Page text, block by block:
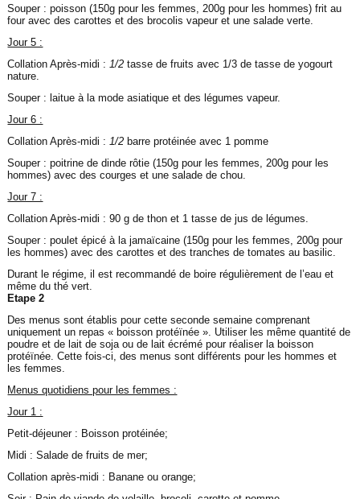
Souper : poisson (150g pour les femmes, 200g pour les hommes) frit au
four avec des carottes et des brocolis vapeur et une salade verte.
Jour 5 :
Collation Après-midi :1/2tasse de fruits avec 1/3 de tasse de yogourt
nature.
Souper : laitue à la mode asiatique et des légumes vapeur.
Jour 6 :
Collation Après-midi :1/2 barre protéinée avec 1 pomme
Souper : poitrine de dinde rôtie (150g pour les femmes, 200g pour les
hommes) avec des courges et une salade de chou.
Jour 7 :
Collation Après-midi : 90 g de thon et 1 tasse de jus de légumes.
Souper : poulet épicé à la jamaïcaine (150g pour les femmes, 200g pour
les hommes) avec des carottes et des tranches de tomates au basilic.
Durant le régime, il est recommandé de boire régulièrement de l’eau et
même du thé vert.
Etape 2
Des menus sont établis pour cette seconde semaine comprenant
uniquement un repas « boisson protéïnée ». Utiliser les même quantité de
poudre et de lait de soja ou de lait écrémé pour réaliser la boisson
protéïnée. Cette fois-ci, des menus sont différents pour les hommes et
les femmes.
Menus quotidiens pour les femmes :
Jour 1 :
Petit-déjeuner : Boisson protéinée;
Midi : Salade de fruits de mer;
Collation après-midi : Banane ou orange;